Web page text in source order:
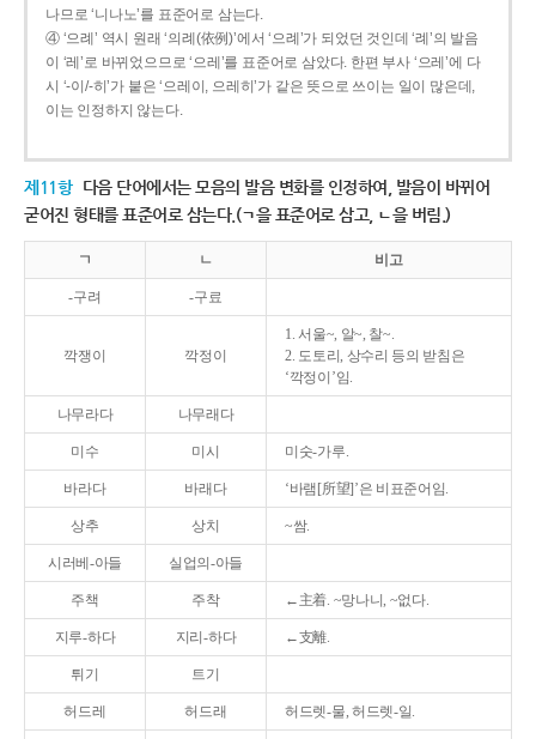
나므로 ‘니나노’를 표준어로 삼는다.
④ ‘으례’ 역시 원래 ‘의례(依例)’에서 ‘으례’가 되었던 것인데 ‘례’의 발음
이 ‘레’로 바뀌었으므로 ‘으레’를 표준어로 삼았다. 한편 부사 ‘으레’에 다
시 ‘-이/-히’가 붙은 ‘으레이, 으레히’가 같은 뜻으로 쓰이는 일이 많은데,
이는 인정하지 않는다.
제11항 다음 단어에서는 모음의 발음 변화를 인정하여, 발음이 바뀌어
굳어진 형태를 표준어로 삼는다.(ㄱ을 표준어로 삼고, ㄴ을 버림.)
ㄱ ㄴ 비고
-구려 -구료
깍쟁이 깍정이
1. 서울~, 알~, 찰~.
2. 도토리, 상수리 등의 받침은
‘깍정이’임.
나무라다 나무래다
미수 미시 미숫-가루.
바라다 바래다 ‘바램[所望]’은 비표준어임.
상추 상치 ~쌈.
시러베-아들 실업의-아들
주책 주착 ←主着. ~망나니, ~없다.
지루-하다 지리-하다 ←支離.
튀기 트기
허드레 허드래 허드렛-물, 허드렛-일.